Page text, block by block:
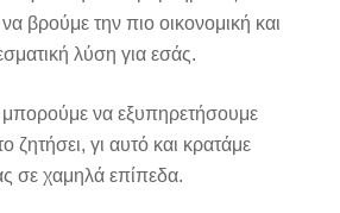
βρούμε την πιο οικονομική και
λύση για εσάς.
μπορούμε να εξυπηρετήσουμε
ζητήσει, γι αυτό και κρατάμε
σε χαμηλά επίπεδα.